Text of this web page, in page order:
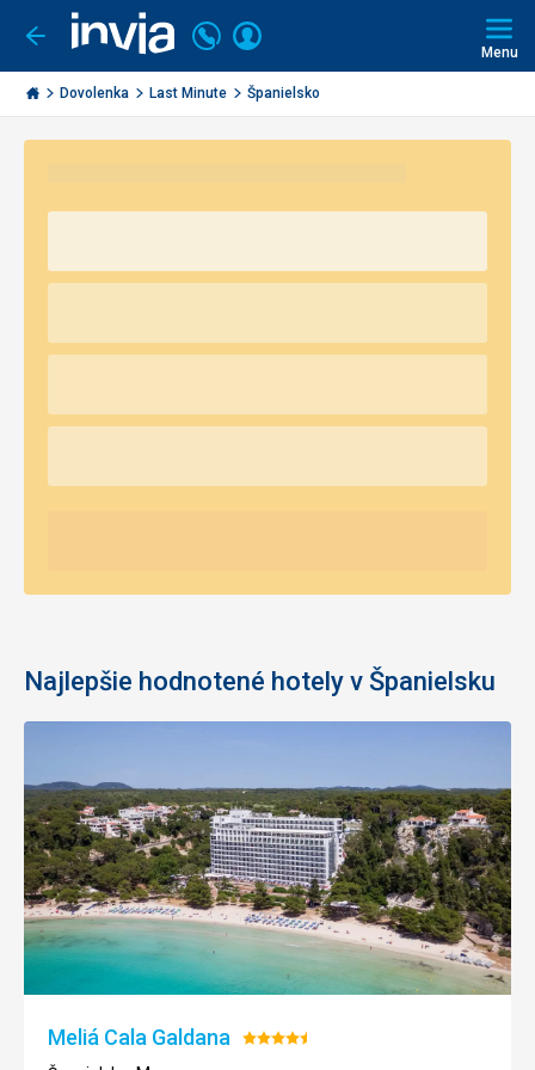
Ísť
späť
Invia.sk
Volajte
+421
2
3221
Prihlásiť
Menu
Dovolenka Last Minute Španielsko
Najlepšie hodnotené hotely v Španielsku
Meliá Cala Galdana Hodnotenie: